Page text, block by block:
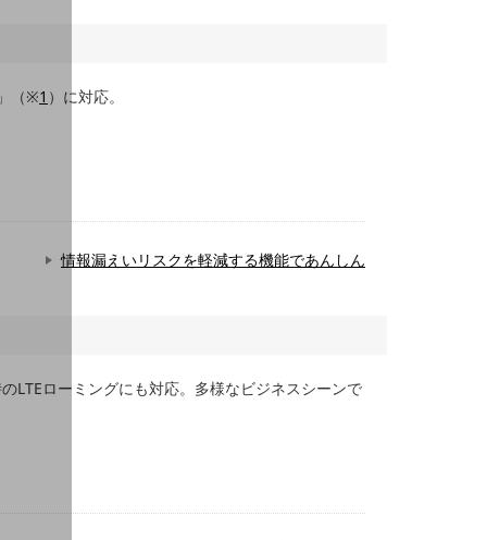
（※1 ）に対応。
情報漏えいリスクを軽減する機能であんしん
LTEローミングにも対応。多様なビジネスシーンで